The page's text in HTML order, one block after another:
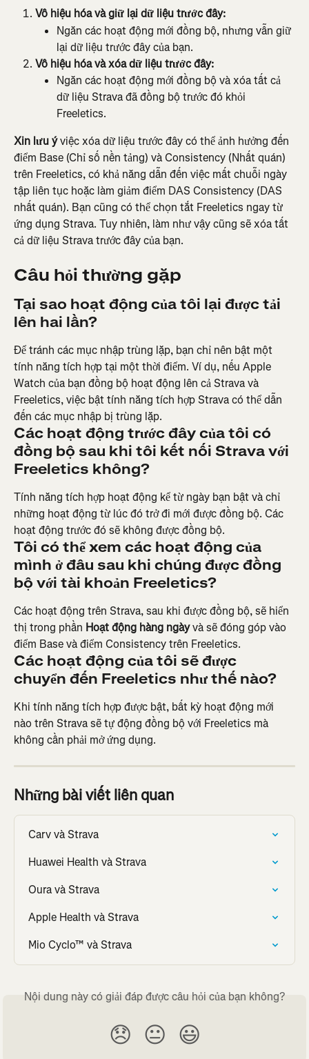
Vô hiệu hóa và giữ lại dữ liệu trước đây:
Ngăn các hoạt động mới đồng bộ, nhưng vẫn giữ
lại dữ liệu trước đây của bạn.
Vô hiệu hóa và xóa dữ liệu trước đây:
Ngăn các hoạt động mới đồng bộ và xóa tất cả
dữ liệu Strava đã đồng bộ trước đó khỏi
Freeletics.
Xin lưu ý việc xóa dữ liệu trước đây có thể ảnh hưởng đến
điểm Base (Chỉ số nền tảng) và Consistency (Nhất quán)
trên Freeletics, có khả năng dẫn đến việc mất chuỗi ngày
tập liên tục hoặc làm giảm điểm DAS Consistency (DAS
nhất quán). Bạn cũng có thể chọn tắt Freeletics ngay từ
ứng dụng Strava. Tuy nhiên, làm như vậy cũng sẽ xóa tất
cả dữ liệu Strava trước đây của bạn.
Câu hỏi thường gặp
Tại sao hoạt động của tôi lại được tải
lên hai lần?
Để tránh các mục nhập trùng lặp, bạn chỉ nên bật một
tính năng tích hợp tại một thời điểm. Ví dụ, nếu Apple
Watch của bạn đồng bộ hoạt động lên cả Strava và
Freeletics, việc bật tính năng tích hợp Strava có thể dẫn
đến các mục nhập bị trùng lặp.
Các hoạt động trước đây của tôi có
đồng bộ sau khi tôi kết nối Strava với
Freeletics không?
Tính năng tích hợp hoạt động kể từ ngày bạn bật và chỉ
những hoạt động từ lúc đó trở đi mới được đồng bộ. Các
hoạt động trước đó sẽ không được đồng bộ.
Tôi có thể xem các hoạt động của
mình ở đâu sau khi chúng được đồng
bộ với tài khoản Freeletics?
Các hoạt động trên Strava, sau khi được đồng bộ, sẽ hiển
thị trong phần Hoạt động hàng ngày và sẽ đóng góp vào
điểm Base và điểm Consistency trên Freeletics.
Các hoạt động của tôi sẽ được
chuyển đến Freeletics như thế nào?
Khi tính năng tích hợp được bật, bất kỳ hoạt động mới
nào trên Strava sẽ tự động đồng bộ với Freeletics mà
không cần phải mở ứng dụng.
Những bài viết liên quan
Carv và Strava
Huawei Health và Strava
Oura và Strava
Apple Health và Strava
Mio Cyclo™ và Strava
Nội dung này có giải đáp được câu hỏi của bạn không?
😞 😐 😃